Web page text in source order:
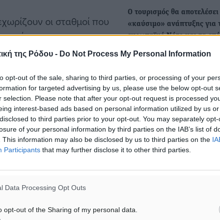
της Ρόδου - Do Not Process My Personal Information
opt-out of the sale, sharing to third parties, or processing of your
for targeted advertising by us, please use the below opt-out
selection. Please note that after your opt-out request is processed
interest-based ads based on personal information utilized by us
to third parties prior to your opt-out. You may separately
of your personal information by third parties on the IAB’s list of
This information may also be disclosed by us to third parties on the
Participants that may further disclose it to other third parties.
Data Processing Opt Outs
opt-out of the Sharing of my personal data.
οι σταθμοί που
την
τη συμμετοχή της
Star Alliance, την
της
επένδυση στην
τα 50 αεροσκάφη,
Κέντρου
στην Ελλάδα,
στο Διεθνή
τόσο για την
προχώρησε σε ένα
των τεσσάρων
αποστάσεις έως και
Ο τουρισμός θα αποτελέσει
«καύσιμο» ανάπτυξης για
ευρωπαϊκό Νότο και τα
τα φαινόμενα
πολλές περιοχές του
Νότου να…
Παύλος ντε Γκρες για το
ενδεχόμενο δημιουργίας
κόμματος: Πολλά περνάνε